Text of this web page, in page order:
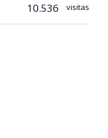
10.536 visitas